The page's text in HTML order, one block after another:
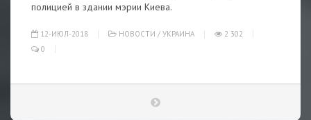
полицией в здании мэрии Киева.
12-ИЮЛ-2018 НОВОСТИ / УКРАИНА
2 302
0